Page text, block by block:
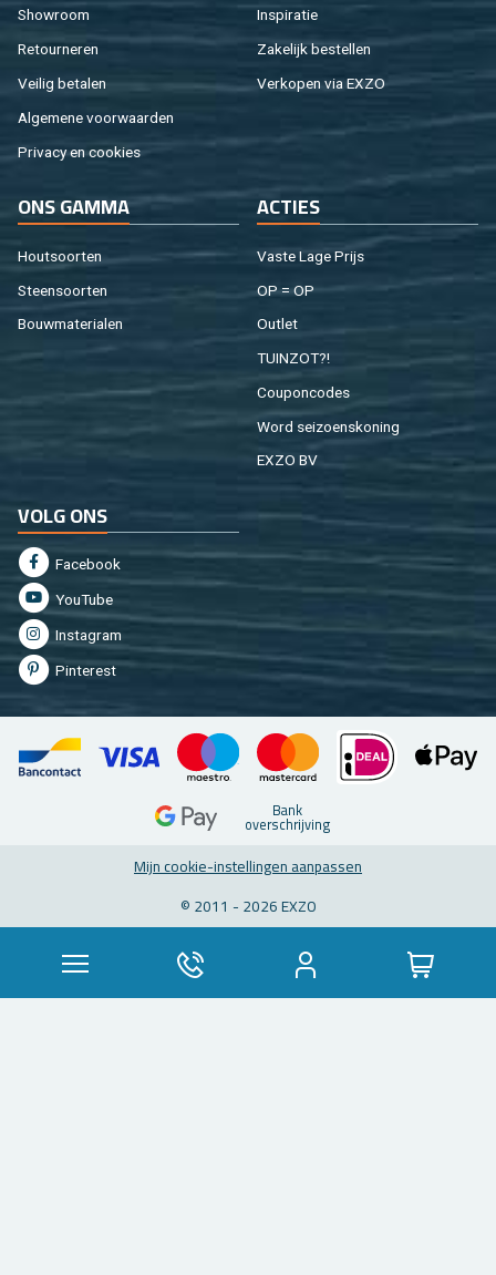
Show­room
Re­tour­ne­ren
Vei­lig be­ta­len
Al­ge­me­ne voor­waar­den
Pri­va­cy en coo­kies
In­spi­ra­tie
Za­ke­lijk be­stel­len
Ver­ko­pen via EXZO
ONS GAMMA
Hout­soor­ten
Steen­soor­ten
Bouw­ma­te­ri­a­len
AC­TIES
Vaste Lage Prijs
OP = OP
Out­let
TUIN­ZOT?!
Cou­pon­co­des
Word sei­zoens­ko­ning
EXZO BV
VOLG ONS
Fa­cebook
You­Tu­be
In­st­agram
Pin­te­rest
Bank
over­schrij­ving
Mijn coo­kie-in­stel­lin­gen aan­pas­sen
© 2011 - 2026 EXZO